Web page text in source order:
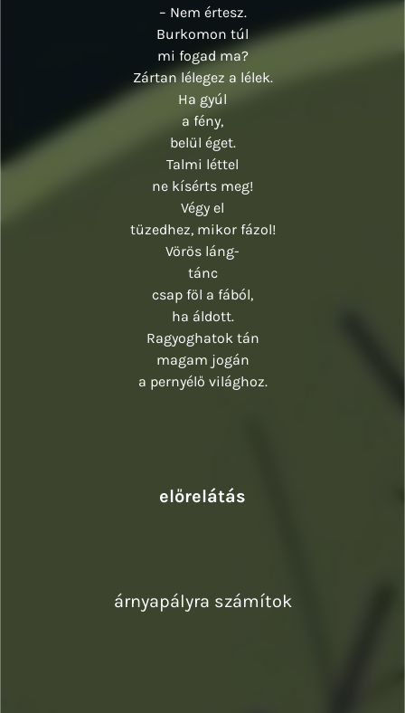
– Nem értesz.
Burkomon túl
mi fogad ma?
Zártan lélegez a lélek.
Ha gyúl
a fény,
belül éget.
Talmi léttel
ne kísérts meg!
Végy el
tüzedhez, mikor fázol!
Vörös láng-
tánc
csap föl a fából,
ha áldott.
Ragyoghatok tán
magam jogán
a pernyélő világhoz.
előrelátás
árnyapályra számítok